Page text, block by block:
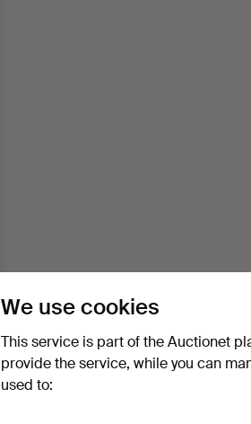
We use cookies
This service is part of the Auctionet
provide the service, while you can
used to: